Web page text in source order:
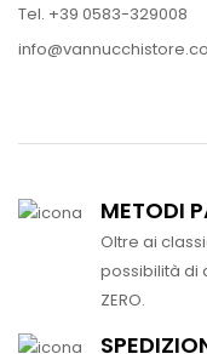
Tel. +39 0583-329008
METODI
Oltre ai
possibilità di
ZERO.